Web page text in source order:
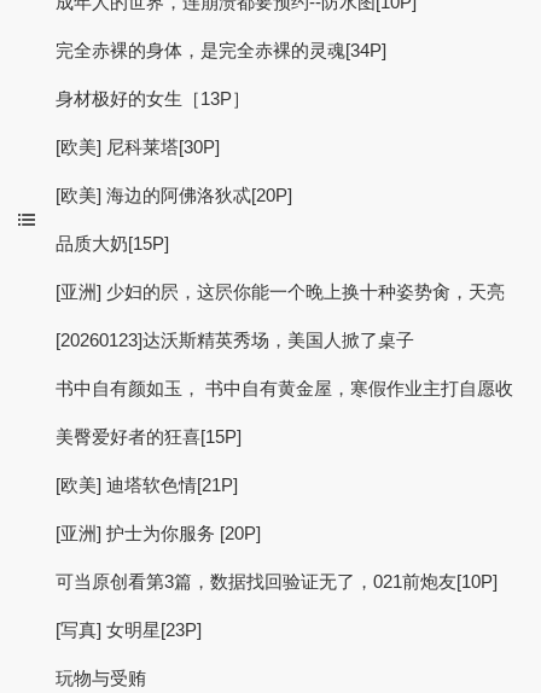
完全赤裸的身体，是完全赤裸的灵魂[34P]
身材极好的女生［13P］
[欧美] 尼科莱塔[30P]
[欧美] 海边的阿佛洛狄忒[20P]
品质大奶[15P]
[亚洲] 少妇的屄，这屄你能一个晚上换十种姿势肏，天亮
[20260123]达沃斯精英秀场，美国人掀了桌子
书中自有颜如玉， 书中自有黄金屋，寒假作业主打自愿收
美臀爱好者的狂喜[15P]
[欧美] 迪塔软色情[21P]
[亚洲] 护士为你服务 [20P]
可当原创看第3篇，数据找回验证无了，021前炮友[10P]
[写真] 女明星[23P]
玩物与受贿